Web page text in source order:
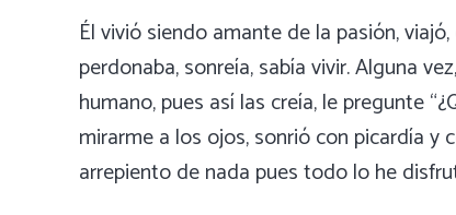
Él vivió siendo amante de la pasión,
perdonaba, sonreía, sabía vivir. Alguna
humano, pues así las creía, le pregunte
mirarme a los ojos, sonrió con picardía
arrepiento de nada pues todo lo he